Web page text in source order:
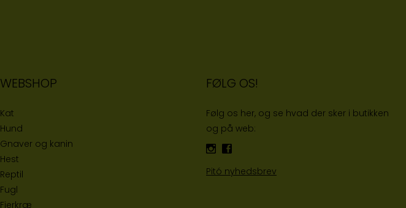
WEBSHOP
Kat
Hund
Gnaver og kanin
Hest
Reptil
Fugl
Fjerkræ
FØLG OS!
Følg os her, og se hvad der sker i butikken
og på web:
Pitó nyhedsbrev